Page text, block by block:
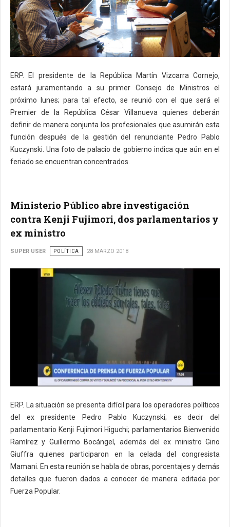
ERP. El presidente de la República Martín Vizcarra Cornejo,
estará juramentando a su primer Consejo de Ministros el
próximo lunes; para tal efecto, se reunió con el que será el
Premier de la República César Villanueva quienes deberán
definir de manera conjunta los profesionales que asumirán esta
función después de la gestión del renunciante Pedro Pablo
Kuczynski. Una foto de palacio de gobierno indica que aún en el
feriado se encuentran concentrados.
Ministerio Público abre investigación
contra Kenji Fujimori, dos parlamentarios y
ex ministro
SUPER USER POLÍTICA 28 MARZO 2018
ERP. La situación se presenta difícil para los operadores políticos
del ex presidente Pedro Pablo Kuczynski; es decir del
parlamentario Kenji Fujimori Higuchi; parlamentarios Bienvenido
Ramírez y Guillermo Bocángel, además del ex ministro Gino
Giuffra quienes participaron en la celada del congresista
Mamani. En esta reunión se habla de obras, porcentajes y demás
detalles que fueron dados a conocer de manera editada por
Fuerza Popular.